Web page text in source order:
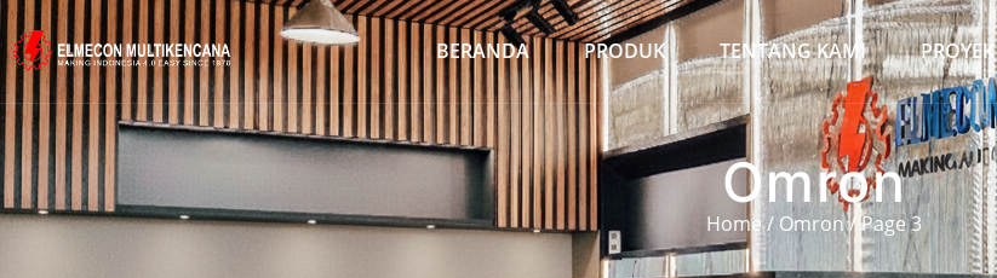
BERANDA PRODUK TENTANG KAMI PROYEK
Omron
Home/ Omron/ Page 3